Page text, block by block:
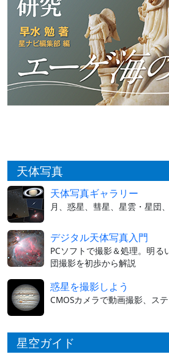
天体写真
天体写真ギャラリー
月、惑星、彗星、星雲・星団
デジタル天体写真入門
PCソフトで撮影＆処理。明る
団撮影を初歩から解説
惑星を撮影しよう
CMOSカメラで動画撮影、ス
星空ガイド